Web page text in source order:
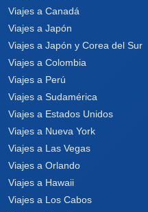
Viajes a Canadá
Viajes a Japón
Viajes a Japón y Corea del Sur
Viajes a Colombia
Viajes a Perú
Viajes a Sudamérica
Viajes a Estados Unidos
Viajes a Nueva York
Viajes a Las Vegas
Viajes a Orlando
Viajes a Hawaii
Viajes a Los Cabos